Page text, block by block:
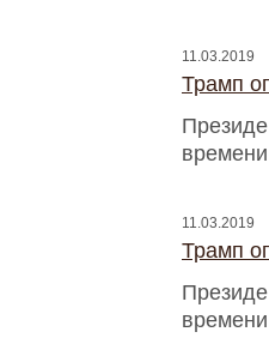
11.03.2019
Трамп
времени
11.03.2019
Трамп
времени